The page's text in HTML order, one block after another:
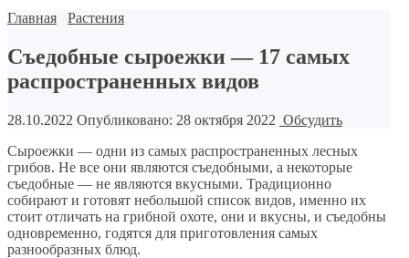
Главная
Растения
Съедобные сыроежки — 17 самых
распространенных видов
28.10.2022 Опубликовано: 28 октября 2022 Обсудить
Сыроежки — одни из самых распространенных лесных
грибов. Не все они являются съедобными, а некоторые
съедобные — не являются вкусными. Традиционно
собирают и готовят небольшой список видов, именно их
стоит отличать на грибной охоте, они и вкусны, и съедобны
одновременно, годятся для приготовления самых
разнообразных блюд.